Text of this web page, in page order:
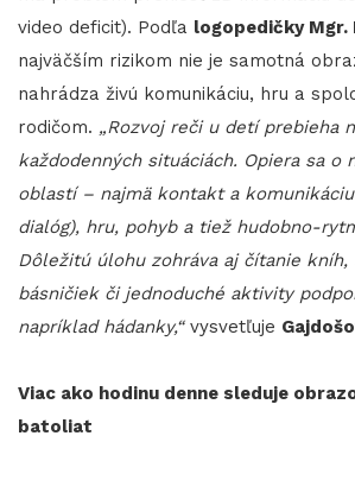
video deficit). Podľa logopedičky Mgr.
najväčším rizikom nie je samotná
nahrádza živú komunikáciu, hru a
rodičom. „Rozvoj reči u detí prebieha
každodenných situáciách. Opiera sa o
oblastí – najmä kontakt a
dialóg), hru, pohyb a tiež hudobno-
Dôležitú úlohu zohráva aj čítanie kníh,
básničiek či jednoduché aktivity
napríklad hádanky,“vysvetľuje
Viac ako hodinu denne sleduje
batoliat